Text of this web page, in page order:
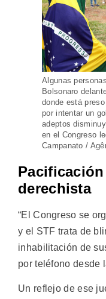
Algunas
Bolsonaro
donde está
por intentar un
adeptos
en el Congreso
Campanato /
derechista
“El Congreso se
y el STF trata de
inhabilitación de
por teléfono desde
Un reflejo de ese